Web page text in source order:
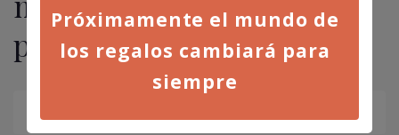
promociones
Próximamente el mundo de
los regalos cambiará para
siempre